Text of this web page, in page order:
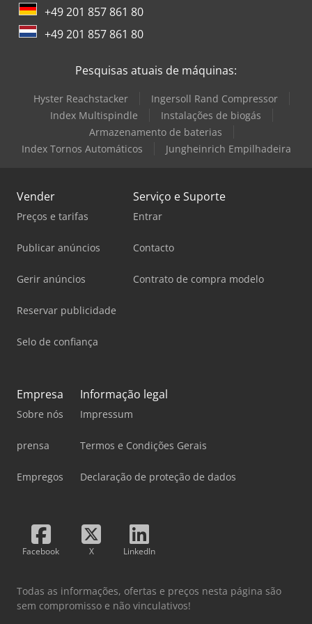
escritório: MÓVEL: Holandês - Inglês - Alemão - Francês -
Espanhol - Italiano) Disponível via WhatsApp e Viber.
deve ser transferido para a nossa conta bancária abaixo.
em nosso site. Caso receba outras informações, por favor,
entre em contato conosco. Em caso de dúvidas, ligue para
verificarmos a fatura e/ou pagamento. Dados bancários:
Rabobank Laan van Limburg 2 4701BP Roosendaal IBAN:
+49 201 857 861 80
+49 201 857 861 80
Pesquisas atuais de máquinas:
Hyster Reachstacker
Ingersoll Rand Compressor
Index Multispindle
Instalações de biogás
Armazenamento de baterias
Index Tornos Automáticos
Jungheinrich Empilhadeira
Vender
Preços e tarifas
Publicar anúncios
Gerir anúncios
Reservar publicidade
Selo de confiança
Serviço e Suporte
Entrar
Contacto
Contrato de compra modelo
Empresa
Sobre nós
prensa
Empregos
Informação legal
Impressum
Termos e Condições Gerais
Declaração de proteção de dados
Facebook X LinkedIn
Todas as informações, ofertas e preços nesta página são
sem compromisso e não vinculativos!